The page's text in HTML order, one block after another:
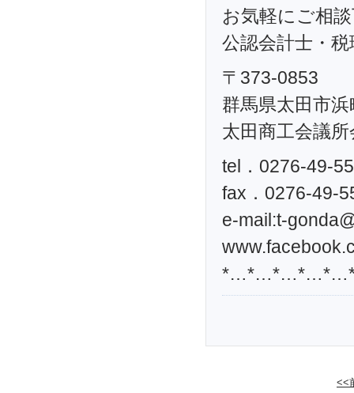
お気軽にご相
公認会計士・
〒373-0853
群馬県太田市
太田商工会議
tel．0276-49-
fax．0276-49-
e-mail:t-
<<